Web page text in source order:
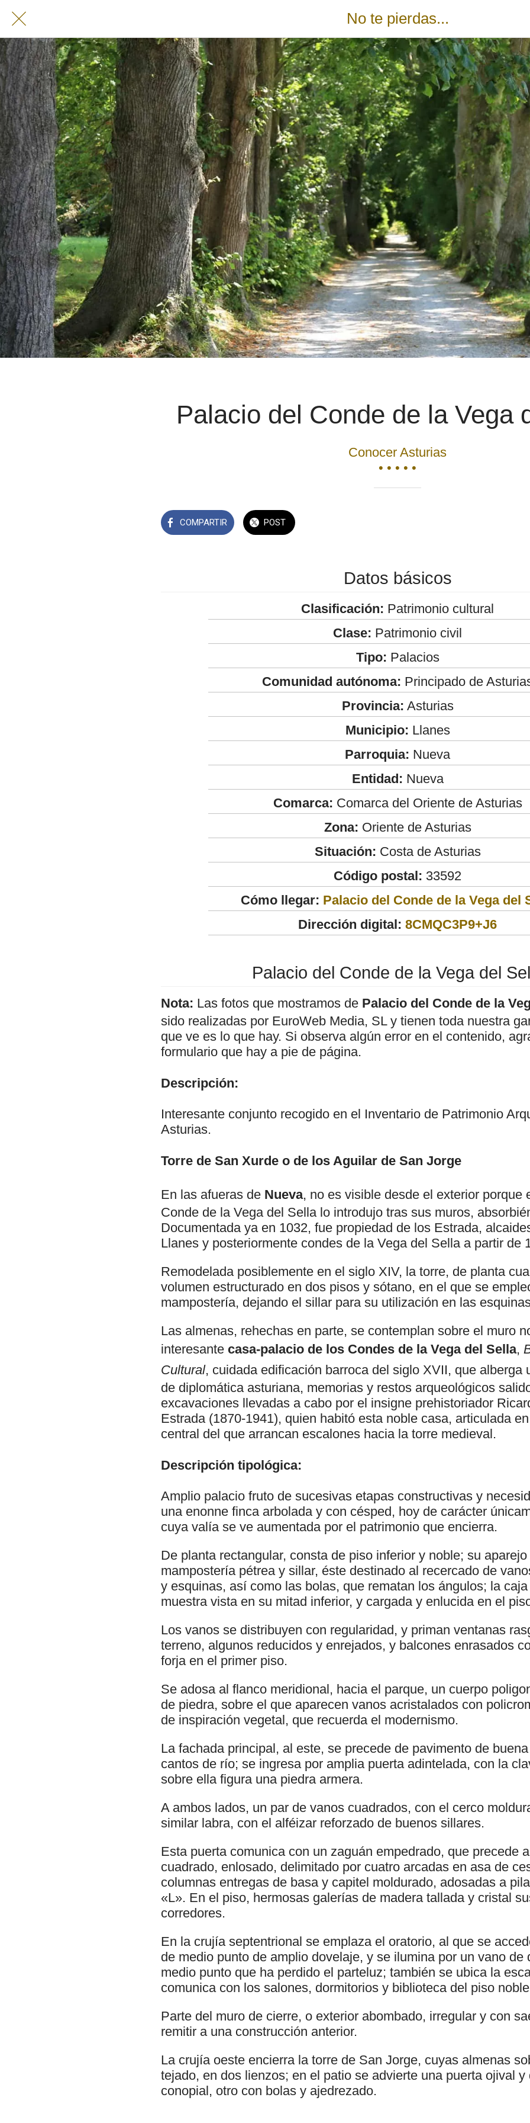
No te pierdas...
Palacio del Conde de la Vega
Conocer Asturias
• • • • •
COMPARTIR POST
Datos básicos
Clasificación: Patrimonio cultural
Clase: Patrimonio civil
Tipo: Palacios
Comunidad autónoma: Principado de
Provincia: Asturias
Municipio: Llanes
Parroquia: Nueva
Entidad: Nueva
Comarca: Comarca del Oriente de Asturias
Zona: Oriente de Asturias
Situación: Costa de Asturias
Código postal: 33592
Cómo llegar: Palacio del Conde de la Vega del
Dirección digital: 8CMQC3P9+J6
Palacio del Conde de la Vega del
Nota: Las fotos que mostramos de Palacio del Conde de la
sido realizadas por EuroWeb Media, SL y tienen toda nuestra
que ve es lo que hay. Si observa algún error en el contenido,
formulario que hay a pie de página.
Descripción:
Interesante conjunto recogido en el Inventario de Patrimonio
Asturias.
Torre de San Xurde o de los Aguilar de San Jorge
En las afueras de Nueva, no es visible desde el exterior porque
Conde de la Vega del Sella lo introdujo tras sus muros,
Documentada ya en 1032, fue propiedad de los Estrada,
Llanes y posteriormente condes de la Vega del Sella a partir de
Remodelada posiblemente en el siglo XIV, la torre, de planta
volumen estructurado en dos pisos y sótano, en el que se
mampostería, dejando el sillar para su utilización en las
Las almenas, rehechas en parte, se contemplan sobre el muro
interesante casa-palacio de los Condes de la Vega del Sella,
Cultural, cuidada edificación barroca del siglo XVII, que alberga
de diplomática asturiana, memorias y restos arqueológicos
excavaciones llevadas a cabo por el insigne prehistoriador
Estrada (1870-1941), quien habitó esta noble casa, articulada
central del que arrancan escalones hacia la torre medieval.
Descripción tipológica:
Amplio palacio fruto de sucesivas etapas constructivas y
una enonne finca arbolada y con césped, hoy de carácter
cuya valía se ve aumentada por el patrimonio que encierra.
De planta rectangular, consta de piso inferior y noble; su
mampostería pétrea y sillar, éste destinado al recercado de
y esquinas, así como las bolas, que rematan los ángulos; la
muestra vista en su mitad inferior, y cargada y enlucida en el
Los vanos se distribuyen con regularidad, y priman ventanas
terreno, algunos reducidos y enrejados, y balcones enrasados
forja en el primer piso.
Se adosa al flanco meridional, hacia el parque, un cuerpo
de piedra, sobre el que aparecen vanos acristalados con
de inspiración vegetal, que recuerda el modernismo.
La fachada principal, al este, se precede de pavimento de
cantos de río; se ingresa por amplia puerta adintelada, con la
sobre ella figura una piedra armera.
A ambos lados, un par de vanos cuadrados, con el cerco
similar labra, con el alféizar reforzado de buenos sillares.
Esta puerta comunica con un zaguán empedrado, que precede
cuadrado, enlosado, delimitado por cuatro arcadas en asa de
columnas entregas de basa y capitel moldurado, adosadas a
«L». En el piso, hermosas galerías de madera tallada y cristal
corredores.
En la crujía septentrional se emplaza el oratorio, al que se
de medio punto de amplio dovelaje, y se ilumina por un vano de
medio punto que ha perdido el parteluz; también se ubica la
comunica con los salones, dormitorios y biblioteca del piso
Parte del muro de cierre, o exterior abombado, irregular y con
remitir a una construcción anterior.
La crujía oeste encierra la torre de San Jorge, cuyas almenas
tejado, en dos lienzos; en el patio se advierte una puerta ojival y
conopial, otro con bolas y ajedrezado.